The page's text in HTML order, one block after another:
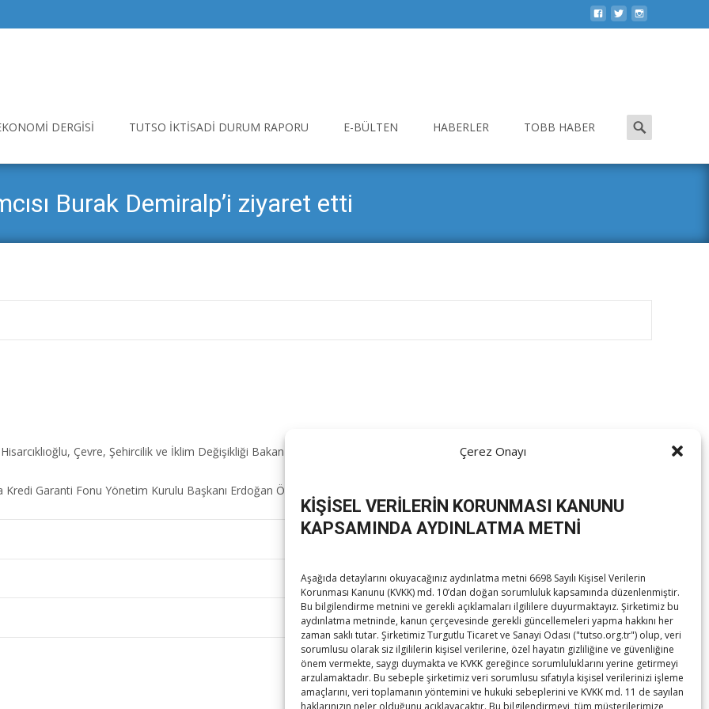
Çerez Onayı
KİŞİSEL VERİLERİN KORUNMASI KANUNU
KAPSAMINDA AYDINLATMA METNİ
Aşağıda detaylarını okuyacağınız aydınlatma metni 6698 Sayılı Kişisel Verilerin
Korunması Kanunu (KVKK) md. 10’dan doğan sorumluluk kapsamında düzenlenmiştir.
Bu bilgilendirme metnini ve gerekli açıklamaları ilgililere duyurmaktayız. Şirketimiz bu
aydınlatma metninde, kanun çerçevesinde gerekli güncellemeleri yapma hakkını her
zaman saklı tutar. Şirketimiz Turgutlu Ticaret ve Sanayi Odası ("tutso.org.tr") olup, veri
sorumlusu olarak siz ilgililerin kişisel verilerine, özel hayatın gizliliğine ve güvenliğine
önem vermekte, saygı duymakta ve KVKK gereğince sorumluluklarını yerine getirmeyi
arzulamaktadır. Bu sebeple şirketimiz veri sorumlusu sıfatıyla kişisel verilerinizi işleme
amaçlarını, veri toplamanın yöntemini ve hukuki sebeplerini ve KVKK md. 11 de sayılan
haklarınızın neler olduğunu açıklayacaktır. Bu bilgilendirmeyi, tüm müşterilerimize,
DERGISI TUTSO İKTISADI DURUM RAPORU E-BÜLTEN HABERLER TOBB HABER
Search
for:
Burak Demiralp’i ziyaret etti
Çevre, Şehircilik ve İklim Değişikliği Bakan Yardımcısı Burak Demiralp’i ziyaret ederek, hayırlı olsun dileklerini iletti.​
Kredi Garanti Fonu Yönetim Kurulu Başkanı Erdoğan Özegen eşlik etti.
TOBB Savunma Sanayii Meclisi İstişare Toplantısı yapıldı→